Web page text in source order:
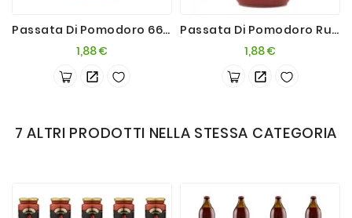
Passata Di Pomodoro 660g
1,88 €Prezzo
Passata Di Pomodoro Rustica 680g
1,88 €Prezzo
7 ALTRI PRODOTTI NELLA STESSA CATEGORIA